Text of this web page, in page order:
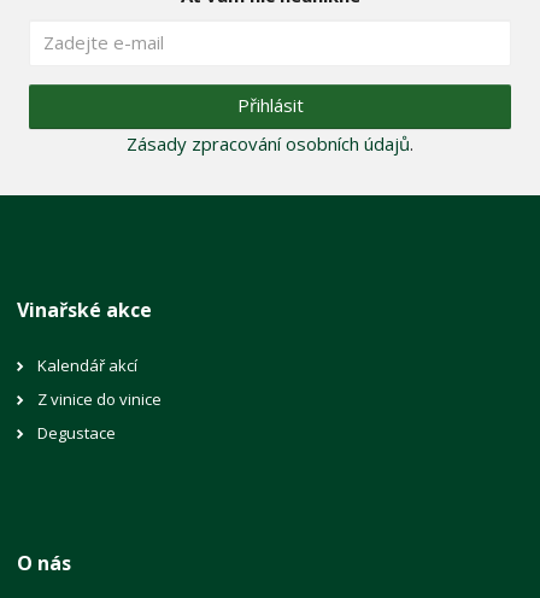
Přihlásit
Zásady zpracování osobních údajů.
Vinařské akce
Kalendář akcí
Z vinice do vinice
Degustace
O nás